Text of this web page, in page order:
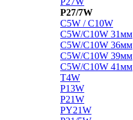
P27/7W
C5W / C10W
C5W/C10W 31мм
C5W/C10W 36мм
C5W/C10W 39мм
C5W/C10W 41мм
T4W
P13W
P21W
PY21W